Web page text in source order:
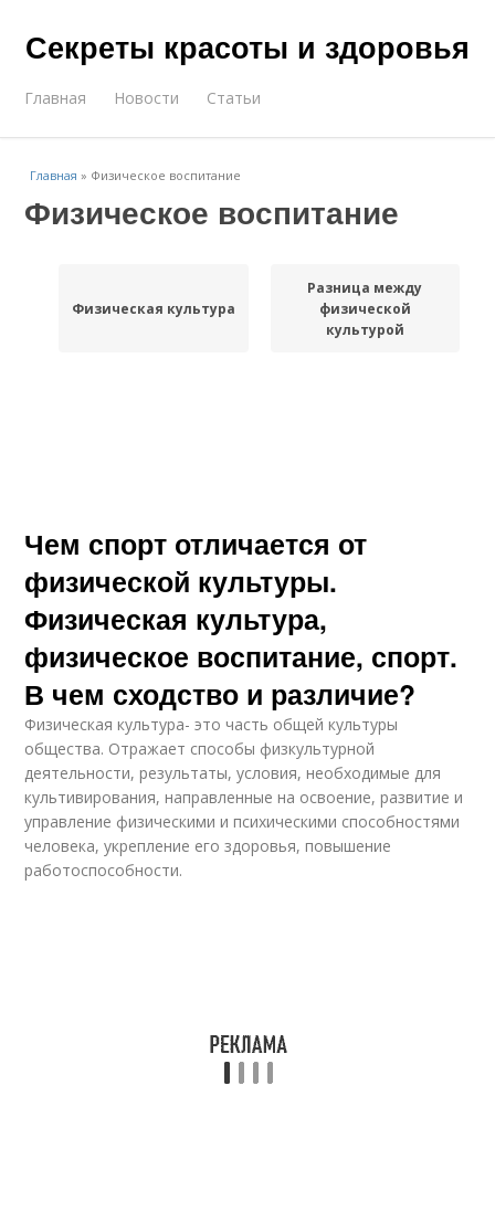
Секреты красоты и здоровья
Главная Новости Статьи
Главная » Физическое воспитание
Физическое воспитание
Физическая культура
Разница между
физической
культурой
Чем спорт отличается от
физической культуры.
Физическая культура,
физическое воспитание, спорт.
В чем сходство и различие?
Физическая культура- это часть общей культуры
общества. Отражает способы физкультурной
деятельности, результаты, условия, необходимые для
культивирования, направленные на освоение, развитие и
управление физическими и психическими способностями
человека, укрепление его здоровья, повышение
работоспособности.